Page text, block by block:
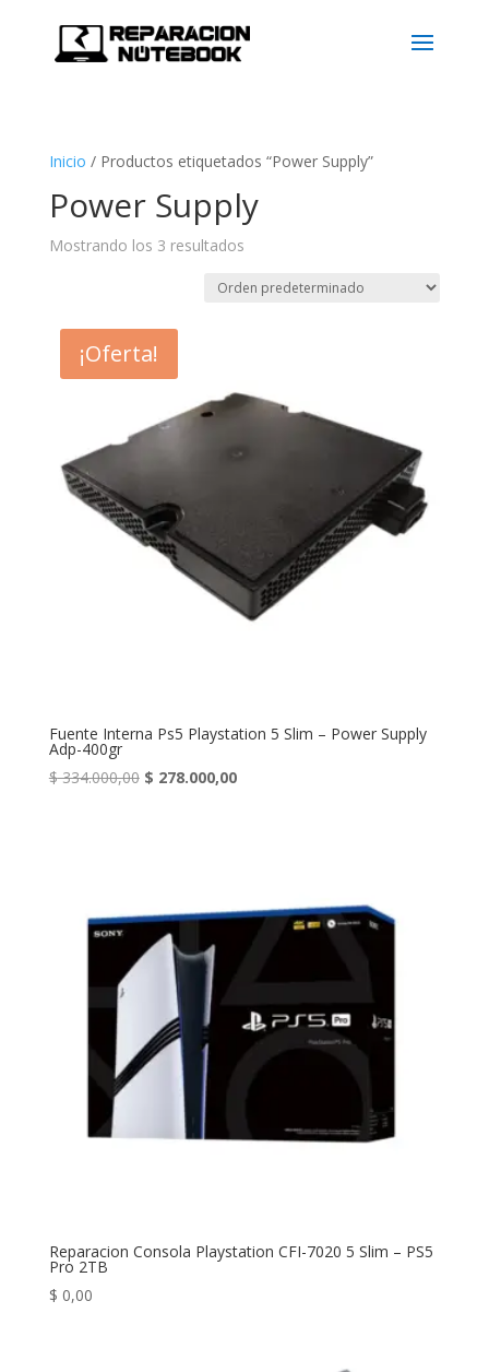
Inicio / Productos etiquetados “Power Supply”
Power Supply
Mostrando los 3 resultados
¡Oferta!
Fuente Interna Ps5 Playstation 5 Slim – Power Supply
Adp-400gr
$334.000,00 Original
$ 278.000,00Current
Reparacion Consola Playstation CFI-7020 5 Slim – PS5
Pro 2TB
$ 0,00